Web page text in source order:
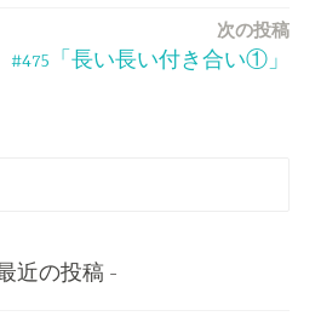
次の投稿
#475「長い長い付き合い①」
近の投稿